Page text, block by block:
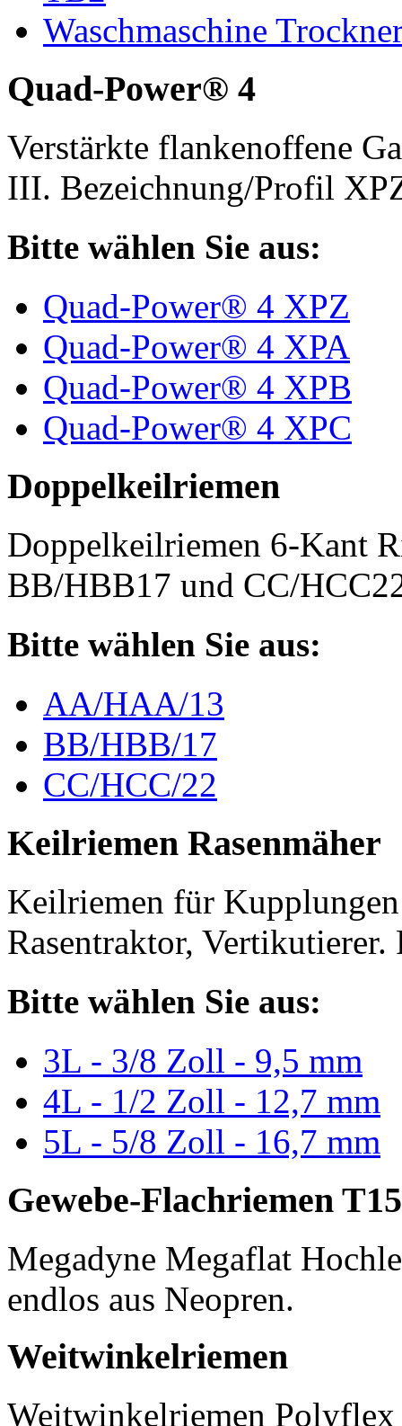
Waschmaschine
Quad-Power® 4
Verstärkte flankenoffene
III. Bezeichnung/Profil
Bitte wählen Sie aus:
Quad-Power® 4 XPZ
Quad-Power® 4 XPA
Quad-Power® 4 XPB
Quad-Power® 4 XPC
Doppelkeilriemen
Doppelkeilriemen 6-Kant
BB/HBB17 und CC/
Bitte wählen Sie aus:
AA/HAA/13
BB/HBB/17
CC/HCC/22
Keilriemen Rasenmäher
Keilriemen für Kupplungen
Rasentraktor,
Bitte wählen Sie aus:
3L - 3/8 Zoll - 9,5 mm
4L - 1/2 Zoll - 12,7 mm
5L - 5/8 Zoll - 16,7 mm
Gewebe-Flachriemen
Megadyne Megaflat
endlos aus Neopren.
Weitwinkelriemen
Weitwinkelriemen